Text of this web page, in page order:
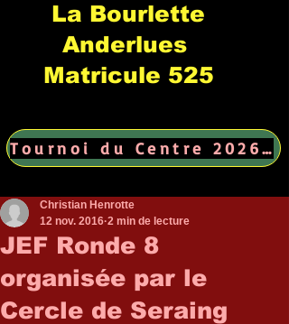
La Bourlette
Anderlues
Matricule 525
Tournoi du Centre 2026 →
JEF Ronde 8
organisée par le
Cercle de Seraing
Christian Henrotte
12 nov. 2016 2 min de lecture